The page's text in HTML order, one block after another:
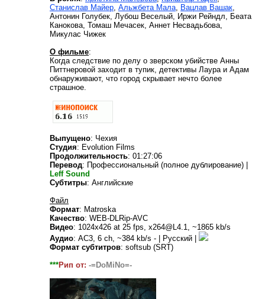
Станислав Майер, Альжбета Мала, Вацлав Вашак,
Антонин Голубек, Лубош Веселый, Иржи Рейндл, Беата
Канокова, Томаш Мечасек, Аннет Несвадьбова,
Микулас Чижек
О фильме:
Когда следствие по делу о зверском убийстве Анны
Питтнеровой заходит в тупик, детективы Лаура и Адам
обнаруживают, что город скрывает нечто более
страшное.
Выпущено: Чехия
Студия: Evolution Films
Продолжительность: 01:27:06
Перевод: Профессиональный (полное дублирование) |
Leff Sound
Субтитры: Английские
Файл
Формат: Matroska
Качество: WEB-DLRip-AVC
Видео: 1024x426 at 25 fps, x264@L4.1, ~1865 kb/s
Аудио: AC3, 6 ch, ~384 kb/s - | Русский |
Формат субтитров: softsub (SRT)
***Рип от: -=DoMiNo=-